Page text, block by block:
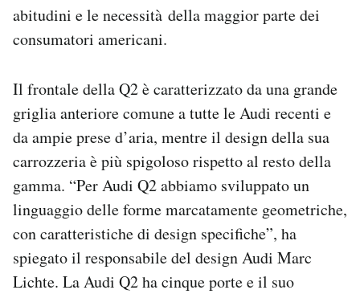
abitudini e le necessità della maggior parte dei
consumatori americani.
Il frontale della Q2 è caratterizzato da una grande
griglia anteriore comune a tutte le Audi recenti e
da ampie prese d’aria, mentre il design della sua
carrozzeria è più spigoloso rispetto al resto della
gamma. “Per Audi Q2 abbiamo sviluppato un
linguaggio delle forme marcatamente geometriche,
con caratteristiche di design specifiche”, ha
spiegato il responsabile del design Audi Marc
Lichte. La Audi Q2 ha cinque porte e il suo